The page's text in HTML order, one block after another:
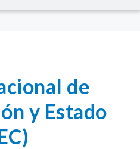
de
y Estado